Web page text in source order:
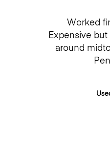
Worked
Expensive
around